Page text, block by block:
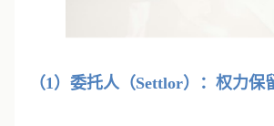
（1）委托人（Settlor）：权力保